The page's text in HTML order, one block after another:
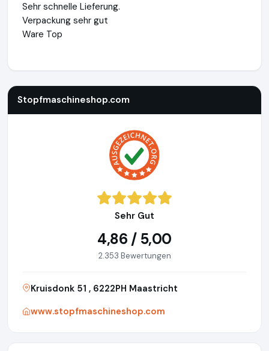
Sehr schnelle Lieferung.
Verpackung sehr gut
Ware Top
Stopfmaschineshop.com
Sehr Gut
4,86 / 5,00
2.353 Bewertungen
Kruisdonk 51 , 6222PH Maastricht
www.stopfmaschineshop.com